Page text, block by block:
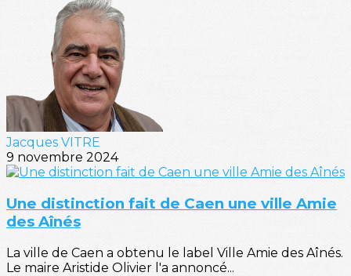
Jacques VITRE
9 novembre 2024
Une distinction fait de Caen une ville Amie
des Aînés
La ville de Caen a obtenu le label Ville Amie des Aînés.
Le maire Aristide Olivier l'a annoncé...